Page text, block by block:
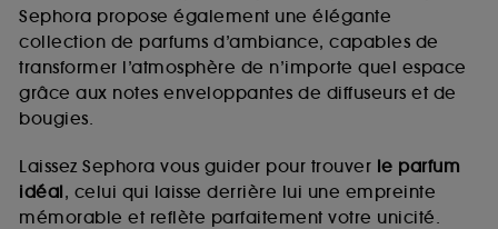
Sephora propose également une élégante
collection de parfums d’ambiance, capables de
transformer l’atmosphère de n’importe quel espace
grâce aux notes enveloppantes de diffuseurs et de
bougies.
Laissez Sephora vous guider pour trouver le parfum
idéal, celui qui laisse derrière lui une empreinte
mémorable et reflète parfaitement votre unicité.
de vous plaire via des publicités, y compris sur des
sites tiers et sur les réseaux sociaux, sur la base
des pages que vous avez consultées, de votre
navigation, et de l'historique de vos interactions.
d’en améliorer la performance.
Cookies de sécurisation des paiements en ligne :